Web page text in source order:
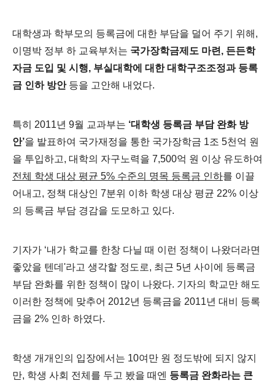
대학생과 학부모의 등록금에 대한 부담을 덜어 주기 위해,
이명박 정부 하 교육부처는 국가장학금제도 마련, 든든학
자금 도입 및 시행, 부실대학에 대한 대학구조조정과 등록
금 인하 방안등을 고안해 내었다.
특히 2011년 9월 교과부는 ‘대학생 등록금 부담 완화 방
안’을 발표하여 국가재정을 통한 국가장학금 1조 5천억 원
을 투입하고, 대학의 자구노력을 7,500억 원 이상 유도하여
전체 학생 대상 평균 5% 수준의 명목 등록금 인하를 이끌
어내고, 정책 대상인 7분위 이하 학생 대상 평균 22% 이상
의 등록금 부담 경감을 도모하고 있다.
기자가 ‘내가 학교를 한창 다닐 때 이런 정책이 나왔더라면
좋았을 텐데'라고 생각할 정도로, 최근 5년 사이에 등록금
부담 완화를 위한 정책이 많이 나왔다. 기자의 학교만 해도
이러한 정책에 맞추어 2012년 등록금을 2011년 대비 등록
금을 2% 인하 하였다.
학생 개개인의 입장에서는 10여만 원 정도밖에 되지 않지
만, 학생 사회 전체를 두고 봤을 때엔 등록금 완화라는 큰